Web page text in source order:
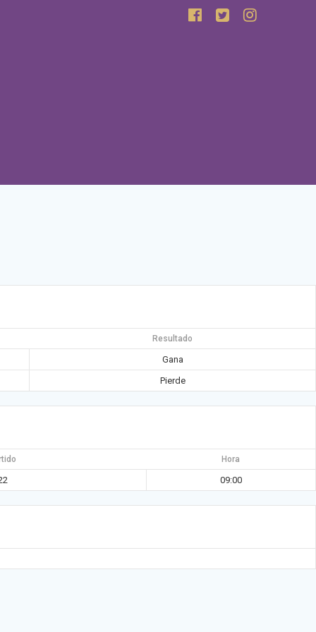
Resultado
Gana
Pierde
Hora
09:00